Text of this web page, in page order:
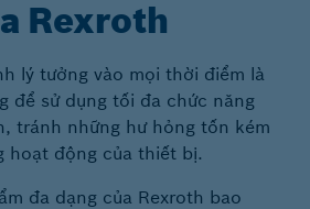
Rexroth
lý tưởng vào mọi thời điểm là
để sử dụng tối đa chức năng
tránh những hư hỏng tốn kém
hoạt động của thiết bị.
đa dạng của Rexroth bao